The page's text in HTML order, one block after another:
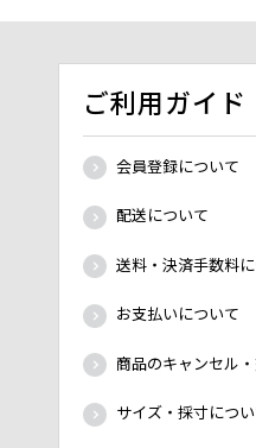
ご利用ガイド
会員登録について
配送について
送料・決済手数料
お支払いについて
商品のキャンセル
サイズ・採寸につ